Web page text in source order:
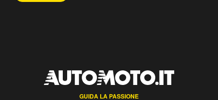
GUIDA LA PASSIONE